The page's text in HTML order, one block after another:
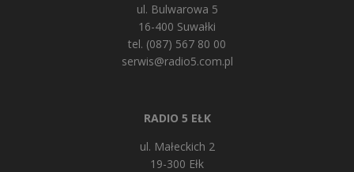
ul. Bulwarowa 5
16-400 Suwałki
tel. (087) 567 80 00
serwis@radio5.com.pl
RADIO 5 EŁK
ul. Małeckich 2
19-300 Ełk